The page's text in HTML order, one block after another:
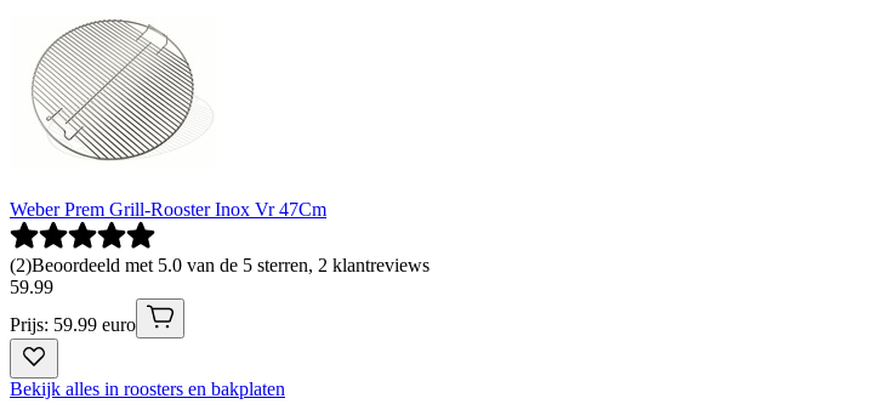
Weber Prem Grill-Rooster Inox Vr 47Cm
(2)Beoordeeld met 5.0 van de 5 sterren, 2 klantreviews
59.99
Prijs: 59.99 euro
Bekijk alles in roosters en bakplaten